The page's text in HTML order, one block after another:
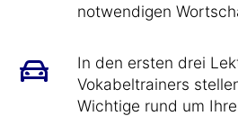
notwendigen
In den ersten drei
Vokabeltrainers
Wichtige rund um